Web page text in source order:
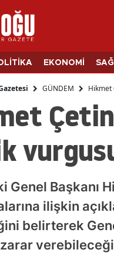
EKONOMİ
GÜNDEM Hikmet
Genel
ilişkin
belirterek
zarar